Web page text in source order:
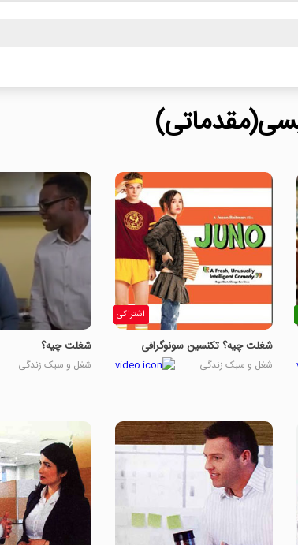
اشتراکی
شغلت چیه؟ تکنسین سونوگرافی
شغل و سبک زندگی
شغلت چیه؟
شغل و سبک زندگی